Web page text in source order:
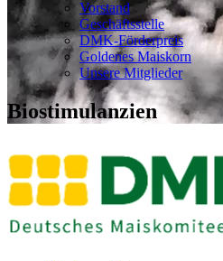
Vorstand
Geschäftsstelle
DMK-Förderpreis
Goldenes Maiskorn
Unsere Mitglieder
Biostimulanzien